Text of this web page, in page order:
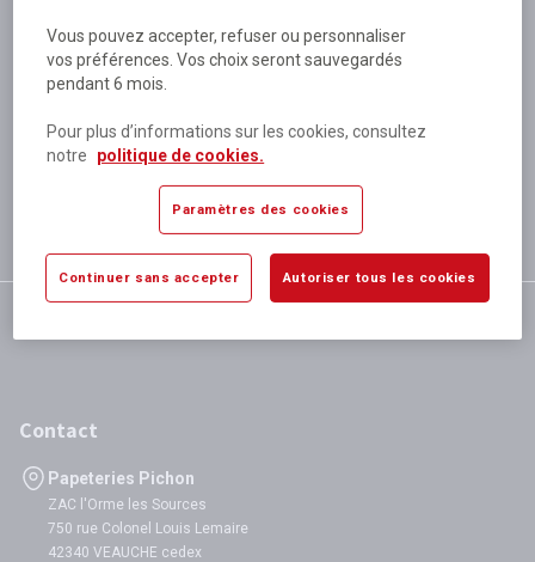
Plus de 180 personnes
à votre écoute
Plus de 80 000 références
disponibles
Expédition le jour même
si validation avant 12h
satisfaction totale
Contact
Papeteries Pichon
ZAC l'Orme les Sources
750 rue Colonel Louis Lemaire
42340 VEAUCHE cedex
Vous pouvez accepter, refuser ou personnaliser
vos préférences. Vos choix seront sauvegardés
pendant 6 mois.
Pour plus d’informations sur les cookies, consultez
notre
politique de cookies.
Paramètres des cookies
Continuer sans accepter Autoriser tous les cookies